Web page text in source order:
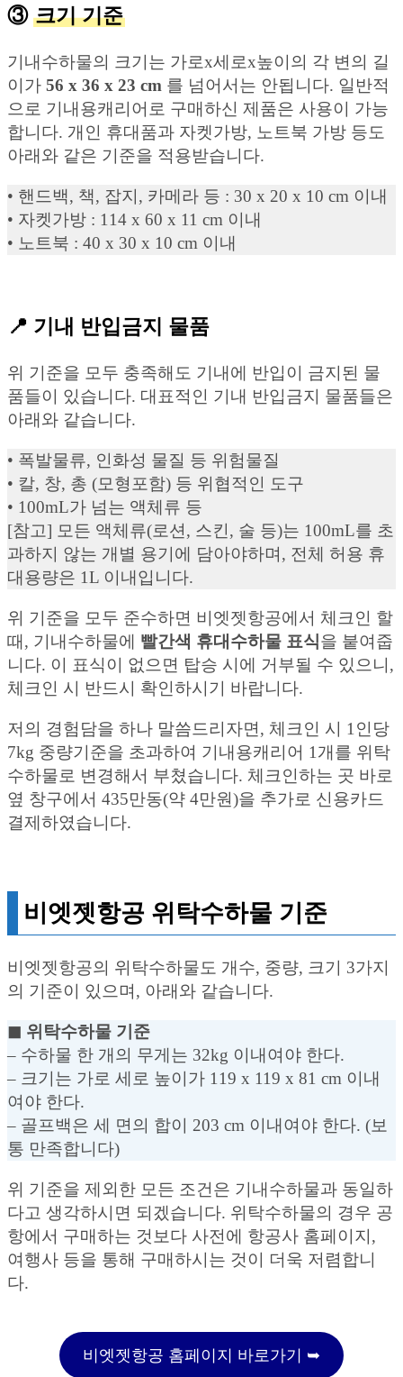
③ 크기 기준
기내수하물의 크기는 가로x세로x높이의 각 변의 길
이가 56 x 36 x 23 cm 를 넘어서는 안됩니다. 일반적
으로 기내용캐리어로 구매하신 제품은 사용이 가능
합니다. 개인 휴대품과 자켓가방, 노트북 가방 등도
아래와 같은 기준을 적용받습니다.
• 핸드백, 책, 잡지, 카메라 등 : 30 x 20 x 10 cm 이내
• 자켓가방 : 114 x 60 x 11 cm 이내
• 노트북 : 40 x 30 x 10 cm 이내
📍 기내 반입금지 물품
위 기준을 모두 충족해도 기내에 반입이 금지된 물
품들이 있습니다. 대표적인 기내 반입금지 물품들은
아래와 같습니다.
• 폭발물류, 인화성 물질 등 위험물질
• 칼, 창, 총 (모형포함) 등 위협적인 도구
• 100mL가 넘는 액체류 등
[참고] 모든 액체류(로션, 스킨, 술 등)는 100mL를 초
과하지 않는 개별 용기에 담아야하며, 전체 허용 휴
대용량은 1L 이내입니다.
위 기준을 모두 준수하면 비엣젯항공에서 체크인 할
때, 기내수하물에 빨간색 휴대수하물 표식을 붙여줍
니다. 이 표식이 없으면 탑승 시에 거부될 수 있으니,
체크인 시 반드시 확인하시기 바랍니다.
저의 경험담을 하나 말씀드리자면, 체크인 시 1인당
7kg 중량기준을 초과하여 기내용캐리어 1개를 위탁
수하물로 변경해서 부쳤습니다. 체크인하는 곳 바로
옆 창구에서 435만동(약 4만원)을 추가로 신용카드
결제하였습니다.
비엣젯항공 위탁수하물 기준
비엣젯항공의 위탁수하물도 개수, 중량, 크기 3가지
의 기준이 있으며, 아래와 같습니다.
◼︎ 위탁수하물 기준
– 수하물 한 개의 무게는 32kg 이내여야 한다.
– 크기는 가로 세로 높이가 119 x 119 x 81 cm 이내
여야 한다.
– 골프백은 세 면의 합이 203 cm 이내여야 한다. (보
통 만족합니다)
위 기준을 제외한 모든 조건은 기내수하물과 동일하
다고 생각하시면 되겠습니다. 위탁수하물의 경우 공
항에서 구매하는 것보다 사전에 항공사 홈페이지,
여행사 등을 통해 구매하시는 것이 더욱 저렴합니
다.
비엣젯항공 홈페이지 바로가기 ➥